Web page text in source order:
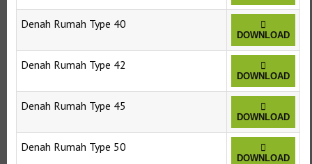
Denah Rumah Type 40
DOWNLOAD
Denah Rumah Type 42
DOWNLOAD
Denah Rumah Type 45
DOWNLOAD
Denah Rumah Type 50
DOWNLOAD